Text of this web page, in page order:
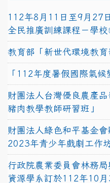
112年8月11日至9月27
全民推廣訓練課程－學
教育部「新世代環境教育
「112年度暑假國際氣候
財團法人台灣優良農產
豬肉教學教師研習班」
財團法人綠色和平基金會
2023年青少年戲劇工作坊
行政院農業委員會林務
資源學系訂於112年10